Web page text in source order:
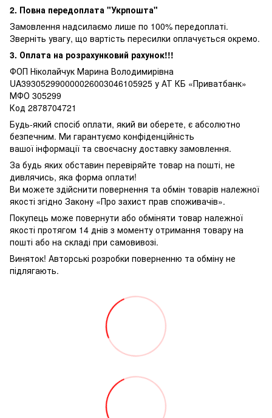
2. Повна передоплата "Укрпошта"
Замовлення надсилаємо лише по 100% передоплаті.
Зверніть увагу, що вартість пересилки оплачується окремо.
3. Оплата на розрахунковий рахунок!!!
ФОП Ніколайчук Марина Володимирівна
UA393052990000026003046105925 у АТ КБ «Приватбанк»
МФО 305299
Код 2878704721
Будь-який спосіб оплати, який ви оберете, є абсолютно
безпечним. Ми гарантуємо конфіденційність
вашої інформації та своєчасну доставку замовлення.
За будь яких обставин перевіряйте товар на пошті, не
дивлячись, яка форма оплати!
Ви можете здійснити повернення та обмін товарів належної
якості згідно Закону «Про захист прав споживачів».
Покупець може повернути або обміняти товар належної
якості протягом 14 днів з моменту отримання товару на
пошті або на складі при самовивозі.
Виняток! Авторські розробки поверненню та обміну не
підлягають.